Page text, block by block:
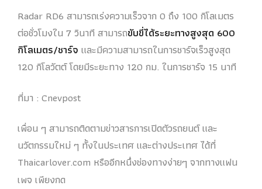
Radar RD6 สามารถเร่งความเร็วจาก 0 ถึง 100 กิโลเมตร
ต่อชั่วโมงใน 7 วินาที สามารถขับขี่ได้ระยะทางสูงสุด 600
กิโลเมตร/ชาร์จ และมีความสามารถในการชาร์จเร็วสูงสุด
120 กิโลวัตต์ โดยมีระยะทาง 120 กม. ในการชาร์จ 15 นาที
ที่มา : Cnevpost
เพื่อน ๆ สามารถติดตามข่าวสารการเปิดตัวรถยนต์ และ
นวัตกรรมใหม่ ๆ ทั้งในประเทศ และต่างประเทศ ได้ที่
Thaicarlover.com หรืออีกหนึ่งช่องทางง่ายๆ จากทางแฟน
เพจ เพียงกด